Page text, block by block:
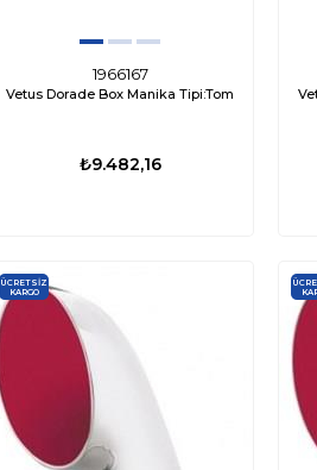
1966167
Vetus Dorade Box Manika Tipi:Tom
₺9.482,16
ÜCRETSIZ
KARGO